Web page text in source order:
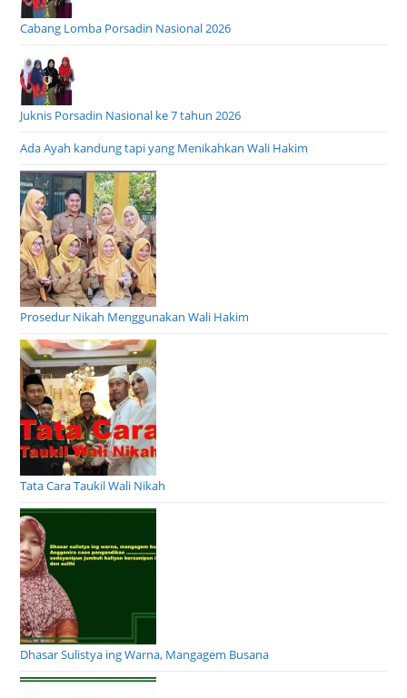
Cabang Lomba Porsadin Nasional 2026
Juknis Porsadin Nasional ke 7 tahun 2026
Ada Ayah kandung tapi yang Menikahkan Wali Hakim
Prosedur Nikah Menggunakan Wali Hakim
Tata Cara Taukil Wali Nikah
Dhasar Sulistya ing Warna, Mangagem Busana